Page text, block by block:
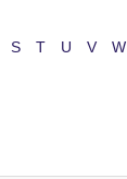
S T U V W